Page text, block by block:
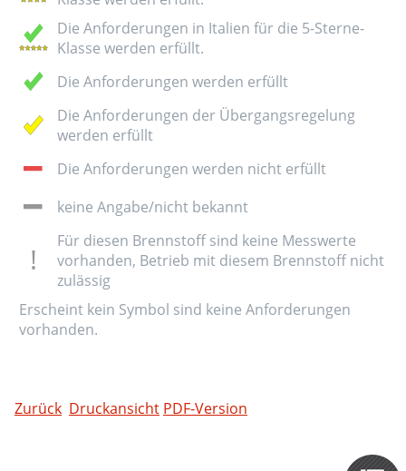
Die Anforderungen in Italien für die 5-Sterne-
Klasse werden erfüllt.
Die Anforderungen werden erfüllt
Die Anforderungen der Übergangsregelung
werden erfüllt
Die Anforderungen werden nicht erfüllt
keine Angabe/nicht bekannt
Für diesen Brennstoff sind keine Messwerte
vorhanden, Betrieb mit diesem Brennstoff nicht
zulässig
Erscheint kein Symbol sind keine Anforderungen
vorhanden.
Zurück Druckansicht PDF-Version